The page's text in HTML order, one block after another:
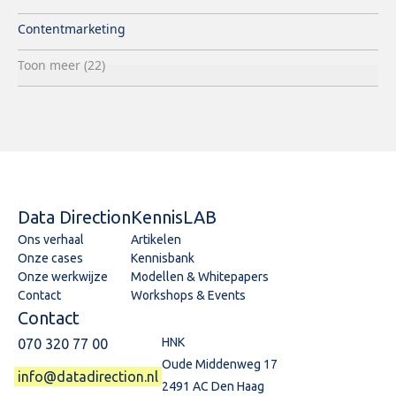
Contentmarketing
Toon meer (22)
Data Direction
Ons verhaal
Onze cases
Onze werkwijze
Contact
KennisLAB
Artikelen
Kennisbank
Modellen & Whitepapers
Workshops & Events
Contact
HNK
Oude Middenweg 17
2491 AC Den Haag
070 320 77 00
info@datadirection.nl